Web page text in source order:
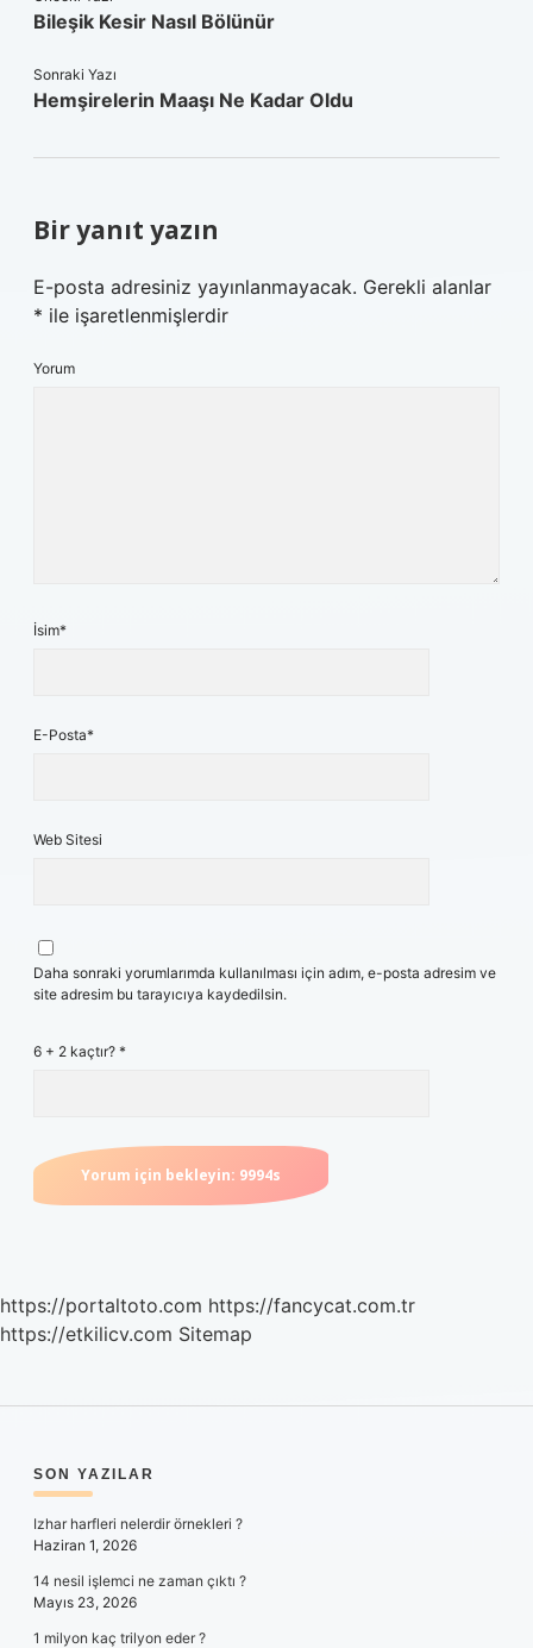
Bileşik Kesir Nasıl Bölünür
Sonraki Yazı
Hemşirelerin Maaşı Ne Kadar Oldu
Bir yanıt yazın
E-posta adresiniz yayınlanmayacak. Gerekli alanlar
* ile işaretlenmişlerdir
Yorum
İsim*
E-Posta*
Web Sitesi
Daha sonraki yorumlarımda kullanılması için adım, e-posta adresim ve
site adresim bu tarayıcıya kaydedilsin.
6 + 2 kaçtır? *
https://portaltoto.com https://fancycat.com.tr
https://etkilicv.com Sitemap
SIDEBAR
SON YAZILAR
Izhar harfleri nelerdir örnekleri ?
Haziran 1, 2026
14 nesil işlemci ne zaman çıktı ?
Mayıs 23, 2026
1 milyon kaç trilyon eder ?